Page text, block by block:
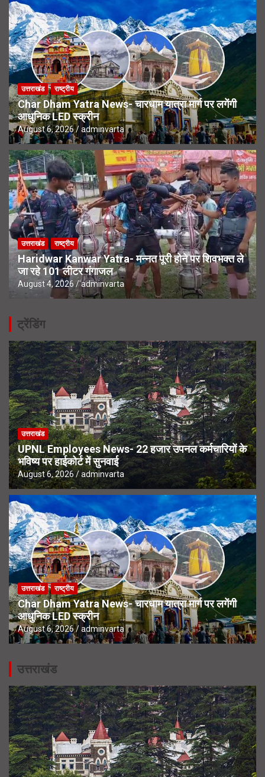
उत्तराखंड राष्ट्रीय
Char Dham Yatra News- चारधाम यात्रा मार्ग पर लगेंगी
आधुनिक LED स्क्रीन
August 6, 2026 adminvarta
उत्तराखंड राष्ट्रीय
Haridwar Kanwar Yatra- मन्नत पूरी होने पर शिवभक्त ले
जा रहे 101 लीटर गंगाजल
August 4, 2026 adminvarta
ट्रेंडिंग
उत्तराखंड
UPNL Employees News- 22 हजार उपनल कर्मचारियों के
भविष्य पर हाईकोर्ट में सुनवाई
August 6, 2026 adminvarta
उत्तराखंड राष्ट्रीय
Char Dham Yatra News- चारधाम यात्रा मार्ग पर लगेंगी
आधुनिक LED स्क्रीन
August 6, 2026 adminvarta
उत्तराखंड